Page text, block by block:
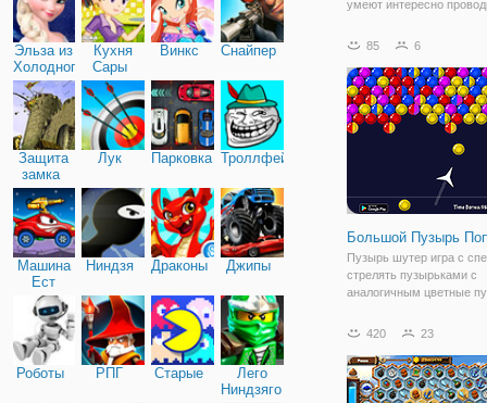
Эльза из
Холодного
сердца
Кухня
Сары
Винкс Снайпер
Защита
замка
Лук Парковка Троллфейс
Машина
Ест
Машину
Ниндзя Драконы Джипы
Роботы РПГ Старые
Лего
Ниндзяго
умеют интересно
открыты веселью. В
отправились
Там они нашли
85 6
Большой Пузырь
Пузырь шутер игра с
стрелять пузырьками с
аналогичным цветные
соответствовать их! Их
420 23